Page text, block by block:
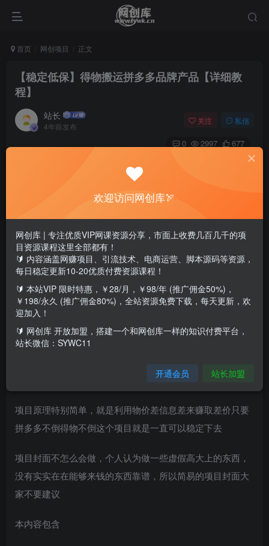
首页 网创项目 正文
【稳定低保】得物搬运拼多多品牌产品【详细教
程】
站长
4年前发布
关注 私信
0 2997 677
拼得搬砖项目简介
首先拼得搬运项目这是一个实实在在能够赚到钱的一个项
目，能让你一天不怎么劳累解决一天的开销是没有问题的，
一小单也就是一个小小羊毛但是可以解决一天饭的问题，百
项目原理特别简单，就是利用物价差信息差来赚取差价只要
拼多多不倒得物不倒这个项目就是一直可以稳定下去
项目封面不怎么会做，个人认为做一些虚假高大上的东西，
没有实实在在能够来钱的东西靠谱，所以简易的项目封面大
家不要建议
本内容包含
欢迎访问网创库🏹
网创库 | 专注优质VIP网课资源分享，市面上收费几百几千的项
目资源课程这里全部都有！
🔰 内容涵盖网赚项目、引流技术、电商运营、脚本源码等资源，
每日稳定更新10-20优质付费资源课程！
🔰 本站VIP 限时特惠，￥28/月，￥98/年 (推广佣金50%)，
￥198/永久 (推广佣金80%)，全站资源免费下载，每天更新，欢
迎加入！
🔰 网创库 开放加盟，搭建一个和网创库一样的知识付费平台，
站长微信：SYWC11
开通会员 站长加盟